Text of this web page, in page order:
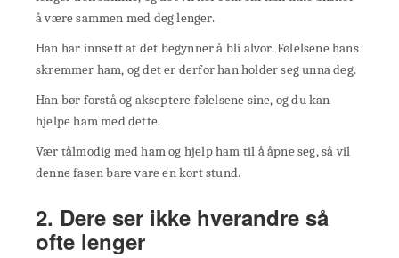
å være sammen med deg lenger.
Han har innsett at det begynner å bli alvor. Følelsene hans
skremmer ham, og det er derfor han holder seg unna deg.
Han bør forstå og akseptere følelsene sine, og du kan
hjelpe ham med dette.
Vær tålmodig med ham og hjelp ham til å åpne seg, så vil
denne fasen bare vare en kort stund.
2. Dere ser ikke hverandre så
ofte lenger